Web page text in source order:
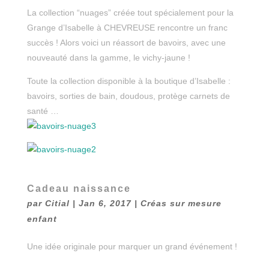
La collection “nuages” créée tout spécialement pour la
Grange d’Isabelle à CHEVREUSE rencontre un franc
succès ! Alors voici un réassort de bavoirs, avec une
nouveauté dans la gamme, le vichy-jaune !
Toute la collection disponible à la boutique d’Isabelle :
bavoirs, sorties de bain, doudous, protège carnets de
santé …
Cadeau naissance
par Citial | Jan 6, 2017| Créas sur mesure
enfant
Une idée originale pour marquer un grand événement !